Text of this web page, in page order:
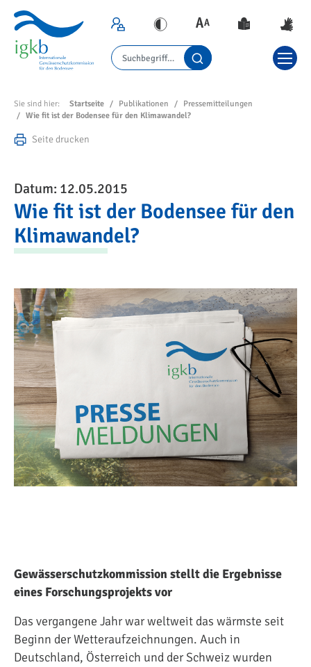
Sie sind hier: Startseite Publikationen
Pressemitteilungen
Wie fit ist der Bodensee für den Klimawandel?
Seite drucken
Datum: 12.05.2015
Wie fit ist der Bodensee für den
Klimawandel?
Gewässerschutzkommission stellt die Ergebnisse
eines Forschungsprojekts vor
Das vergangene Jahr war weltweit das wärmste seit
Beginn der Wetteraufzeichnungen. Auch in
Deutschland, Österreich und der Schweiz wurden